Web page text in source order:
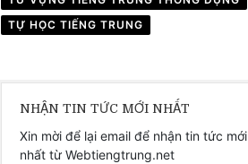
TỰ HỌC TIẾNG TRUNG
NHẬN TIN TỨC MỚI NHẤT
Xin mời để lại email để nhận tin tức mới
nhất từ Webtiengtrung.net